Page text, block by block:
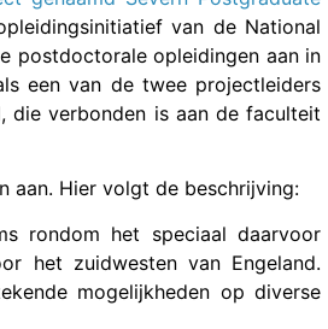
van de National
postdoctorale opleidingen aan in
een van de twee projectleiders
die verbonden is aan de faculteit
aan. Hier volgt de beschrijving:
rondom het speciaal daarvoor
het zuidwesten van Engeland.
mogelijkheden op diverse